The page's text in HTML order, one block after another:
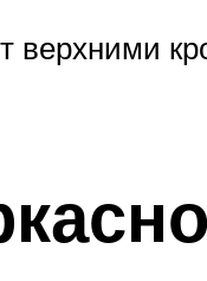
верхними